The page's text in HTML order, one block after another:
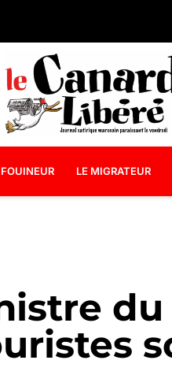
LE MIGRATEUR
du